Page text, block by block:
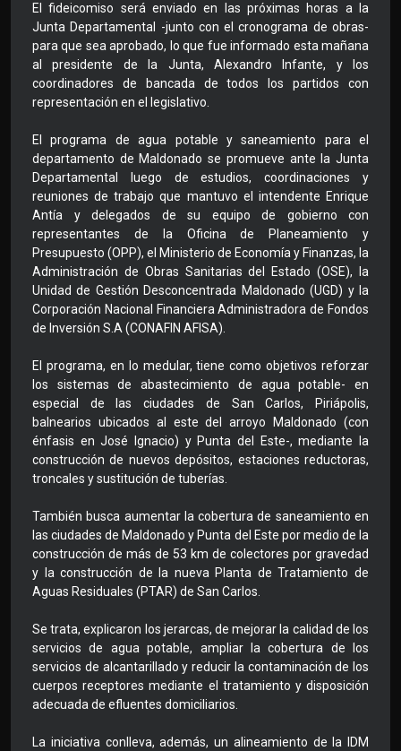
El fideicomiso será enviado en las próximas horas a la
Junta Departamental -junto con el cronograma de obras-
para que sea aprobado, lo que fue informado esta mañana
al presidente de la Junta, Alexandro Infante, y los
coordinadores de bancada de todos los partidos con
representación en el legislativo.
El programa de agua potable y saneamiento para el
departamento de Maldonado se promueve ante la Junta
Departamental luego de estudios, coordinaciones y
reuniones de trabajo que mantuvo el intendente Enrique
Antía y delegados de su equipo de gobierno con
representantes de la Oficina de Planeamiento y
Presupuesto (OPP), el Ministerio de Economía y Finanzas, la
Administración de Obras Sanitarias del Estado (OSE), la
Unidad de Gestión Desconcentrada Maldonado (UGD) y la
Corporación Nacional Financiera Administradora de Fondos
de Inversión S.A (CONAFIN AFISA).
El programa, en lo medular, tiene como objetivos reforzar
los sistemas de abastecimiento de agua potable- en
especial de las ciudades de San Carlos, Piriápolis,
balnearios ubicados al este del arroyo Maldonado (con
énfasis en José Ignacio) y Punta del Este-, mediante la
construcción de nuevos depósitos, estaciones reductoras,
troncales y sustitución de tuberías.
También busca aumentar la cobertura de saneamiento en
las ciudades de Maldonado y Punta del Este por medio de la
construcción de más de 53 km de colectores por gravedad
y la construcción de la nueva Planta de Tratamiento de
Aguas Residuales (PTAR) de San Carlos.
Se trata, explicaron los jerarcas, de mejorar la calidad de los
servicios de agua potable, ampliar la cobertura de los
servicios de alcantarillado y reducir la contaminación de los
cuerpos receptores mediante el tratamiento y disposición
adecuada de efluentes domiciliarios.
La iniciativa conlleva, además, un alineamiento de la IDM